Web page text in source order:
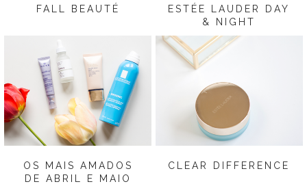
FALL BEAUTÉ
ESTÉE LAUDER DAY
& NIGHT
OS MAIS AMADOS
DE ABRIL E MAIO
CLEAR DIFFERENCE